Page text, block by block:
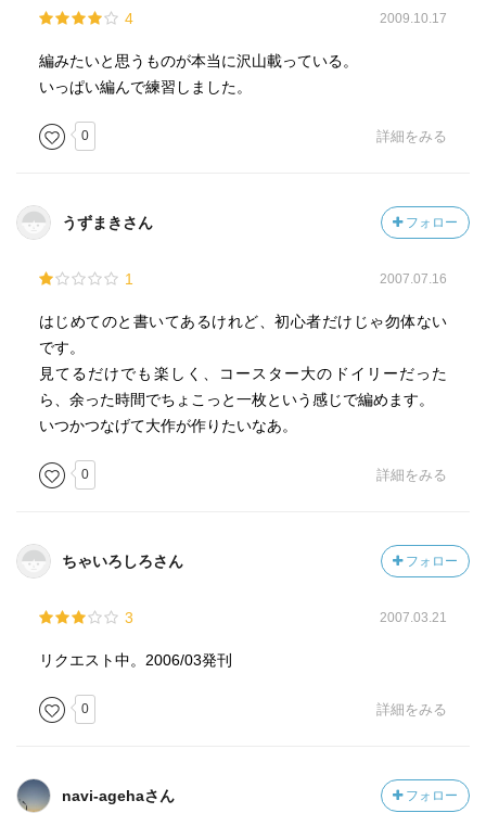
4 2009.10.17
編みたいと思うものが本当に沢山載っている。
いっぱい編んで練習しました。
0 詳細をみる
うずまきさん フォロー
1 2007.07.16
はじめてのと書いてあるけれど、初心者だけじゃ勿体ない
です。
見てるだけでも楽しく、コースター大のドイリーだった
ら、余った時間でちょこっと一枚という感じで編めます。
いつかつなげて大作が作りたいなあ。
0 詳細をみる
ちゃいろしろさん フォロー
3 2007.03.21
リクエスト中。2006/03発刊
0 詳細をみる
navi-agehaさん フォロー